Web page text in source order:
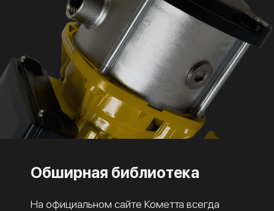
Обширная библиотека
На официальном сайте Кометта всегда